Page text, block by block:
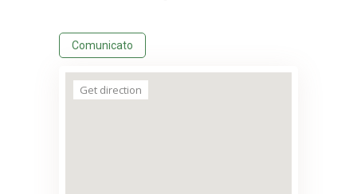
Comunicato
Get direction